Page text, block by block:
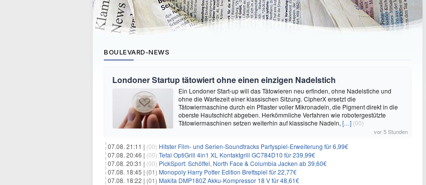
BOULEVARD-NEWS
Londoner Startup tätowiert ohne einen einzigen Nadelstich
Ein Londoner Start-up will das Tätowieren neu erfinden, ohne Nadelstiche und
ohne die Wartezeit einer klassischen Sitzung. CipherX ersetzt die
Tätowiermaschine durch ein Pflaster voller Mikronadeln, die Pigment direkt in die
oberste Hautschicht abgeben. Herkömmliche Verfahren wie robotergestützte
Tätowiermaschinen setzen weiterhin auf klassische Nadeln, […] (00)
vor 5 Stunden
07.08. 21:11 | (00) Hitster Film- und Serien-Soundtracks Partyspiel-Erweiterung für 6,99€
07.08. 20:46 | (00) Tefal OptiGrill 4in1 XL Kontaktgrill GC784D10 für 239,99€
07.08. 20:31 | (00) PickSport: Schöffel, North Face & Columbia Jacken ab 39,60€
07.08. 18:45 | (01) Monopoly Harry Potter Edition Brettspiel für 22,77€
07.08. 18:22 | (01) Makita DMP180Z Akku-Kompressor 18 V für 48,61€